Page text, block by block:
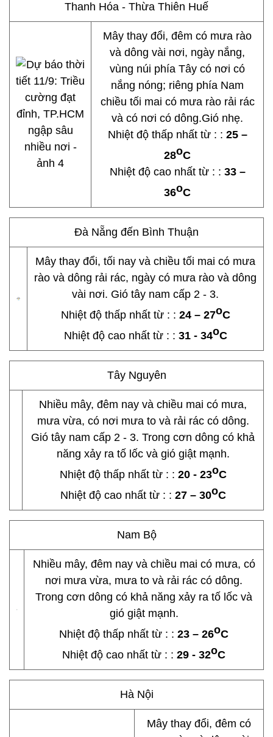
Thanh Hóa - Thừa Thiên Huế
Mây thay đổi, đêm có mưa rào
và dông vài nơi, ngày nắng,
vùng núi phía Tây có nơi có
nắng nóng; riêng phía Nam
chiều tối mai có mưa rào rải rác
và có nơi có dông.Gió nhẹ.
Nhiệt độ thấp nhất từ : : 25 –
28oC
Nhiệt độ cao nhất từ : : 33 –
36oC
Đà Nẵng đến Bình Thuận
Mây thay đổi, tối nay và chiều tối mai có mưa
rào và dông rải rác, ngày có mưa rào và dông
vài nơi. Gió tây nam cấp 2 - 3.
Nhiệt độ thấp nhất từ : : 24 – 27oC
Nhiệt độ cao nhất từ : : 31 - 34oC
Tây Nguyên
Nhiều mây, đêm nay và chiều mai có mưa,
mưa vừa, có nơi mưa to và rải rác có dông.
Gió tây nam cấp 2 - 3. Trong cơn dông có khả
năng xảy ra tố lốc và gió giật mạnh.
Nhiệt độ thấp nhất từ : : 20 - 23oC
Nhiệt độ cao nhất từ : : 27 – 30oC
Nam Bộ
Nhiều mây, đêm nay và chiều mai có mưa, có
nơi mưa vừa, mưa to và rải rác có dông.
Trong cơn dông có khả năng xảy ra tố lốc và
gió giật mạnh.
Nhiệt độ thấp nhất từ : : 23 – 26oC
Nhiệt độ cao nhất từ : : 29 - 32oC
Hà Nội
Mây thay đổi, đêm có